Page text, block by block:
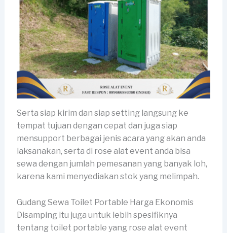
Serta siap kirim dan siap setting langsung ke
tempat tujuan dengan cepat dan juga siap
mensupport berbagai jenis acara yang akan anda
laksanakan, serta di rose alat event anda bisa
sewa dengan jumlah pemesanan yang banyak loh,
karena kami menyediakan stok yang melimpah.
Gudang Sewa Toilet Portable Harga Ekonomis
Disamping itu juga untuk lebih spesifiknya
tentang toilet portable yang rose alat event